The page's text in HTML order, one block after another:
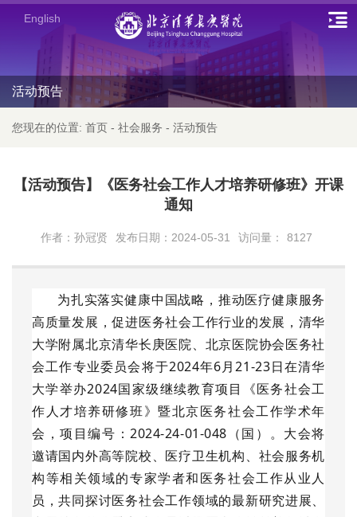
English
活动预告
您现在的位置: 首页 - 社会服务 - 活动预告
【活动预告】《医务社会工作人才培养研修班》开课
通知
作者：孙冠贤 发布日期：2024-05-31 访问量： 8127
为扎实落实健康中国战略，推动医疗健康服务
高质量发展，促进医务社会工作行业的发展，清华
大学附属北京清华长庚医院、北京医院协会医务社
会工作专业委员会将于2024年6月21-23日在清华
大学举办2024国家级继续教育项目《医务社会工
作人才培养研修班》暨北京医务社会工作学术年
会，项目编号：2024-24-01-048（国）。大会将
邀请国内外高等院校、医疗卫生机构、社会服务机
构等相关领域的专家学者和医务社会工作从业人
员，共同探讨医务社会工作领域的最新研究进展、